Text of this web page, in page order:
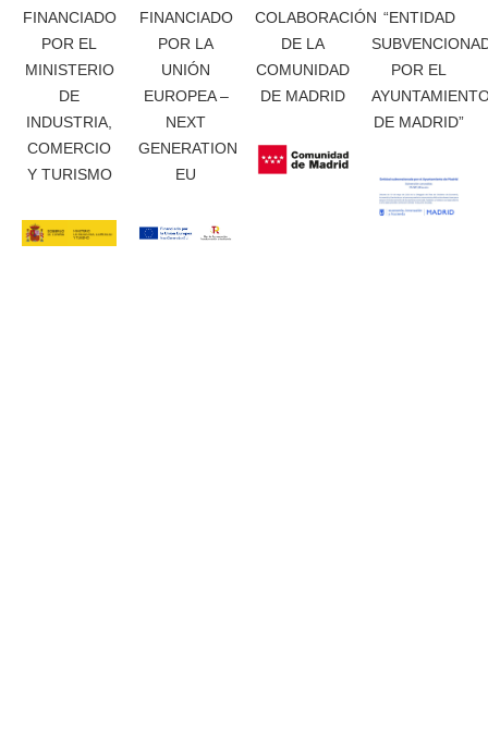
FINANCIADO
POR EL
MINISTERIO
DE
INDUSTRIA,
COMERCIO
Y TURISMO
FINANCIADO
POR LA
UNIÓN
EUROPEA –
NEXT
GENERATION
EU
COLABORACIÓN
DE LA
COMUNIDAD
DE MADRID
“ENTIDAD
POR EL
DE MADRID”